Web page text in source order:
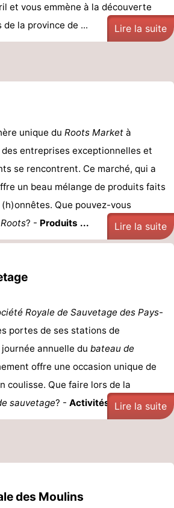
et vous emmène à la découverte
la province de ...
Lire la suite
unique du Roots Market à
des entreprises exceptionnelles et
se rencontrent. Ce marché, qui a
un beau mélange de produits faits
Que pouvez-vous
? - Produits ... Lire la suite
Royale de Sauvetage des Pays-
portes de ses stations de
annuelle du bateau de
offre une occasion unique de
coulisse. Que faire lors de la
sauvetage? - Activités ...Lire la suite
des Moulins